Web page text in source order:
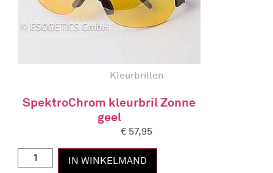
Kleurbrillen
SpektroChrom kleurbril Zonne
geel
€ 57,95
IN WINKELMAND